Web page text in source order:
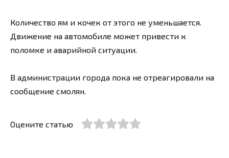
Количество ям и кочек от этого не уменьшается.
Движение на автомобиле может привести к
поломке и аварийной ситуации.
В администрации города пока не отреагировали на
сообщение смолян.
Оцените статью